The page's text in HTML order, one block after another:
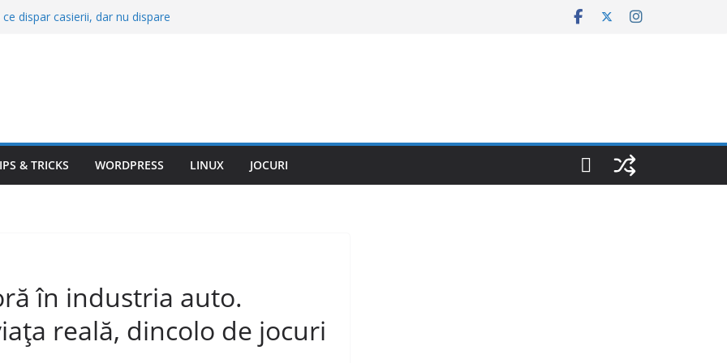
dispar casierii, dar nu dispare
fi apărată doar cu baze militare.
devenit esențiale pentru NATO
la accelerație: planetare, suporturi
& TRICKS WORDPRESS LINUX JOCURI
în industria auto.
reală, dincolo de jocuri